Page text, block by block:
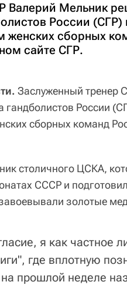
Валерий Мельник
России (СГР)
женских сборных
сайте СГР.
Заслуженный тренер
России
сборных команд
столичного ЦСКА,
СССР и
золотые
я как частное
где вплотную
прошлой неделе